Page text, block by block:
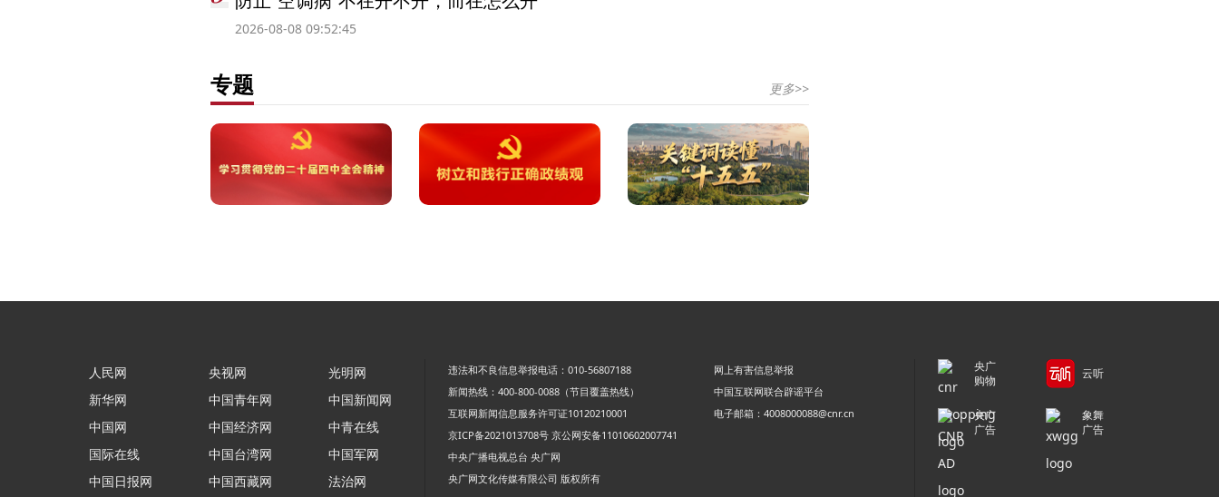
2026-08-08 09:52:45
专题 更多>>
人民网
新华网
中国网
国际在线
中国日报网
央视网
中国青年网
中国经济网
中国台湾网
中国西藏网
光明网
中国新闻网
中青在线
中国军网
法治网
违法和不良信息举报电话：010-56807188
网上有害信息举报
新闻热线：400-800-0088（节目覆盖热线）
中国互联网联合辟谣平台
互联网新闻信息服务许可证10120210001
电子邮箱：4008000088@cnr.cn
京ICP备2021013708号 京公网安备11010602007741
中央广播电视总台 央广网
央广网文化传媒有限公司 版权所有
央广
购物
云听
央广
广告
象舞
广告